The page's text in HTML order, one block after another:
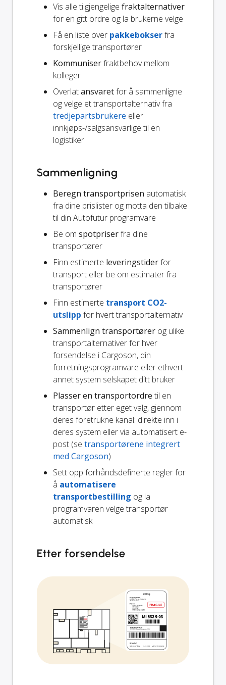
Vis alle tilgjengelige fraktalternativer
for en gitt ordre og la brukerne velge
Få en liste over pakkebokserfra
forskjellige transportører
Kommuniserfraktbehov mellom
kolleger
Overlatansvaretfor å sammenligne
og velge et transportalternativ fra
tredjepartsbrukere eller
innkjøps-/salgsansvarlige til en
logistiker
Sammenligning
Beregn transportprisen automatisk
fra dine prislister og motta den tilbake
til din Autofutur programvare
Be om spotpriserfra dine
transportører
Finn estimerte leveringstiderfor
transport eller be om estimater fra
transportører
Finn estimerte transport CO2-
utslipp for hvert transportalternativ
Sammenlign transportører og ulike
transportalternativer for hver
forsendelse i Cargoson, din
forretningsprogramvare eller ethvert
annet system selskapet ditt bruker
Plasser en transportordre til en
transportør etter eget valg, gjennom
deres foretrukne kanal: direkte inn i
deres system eller via automatisert e-
post (se transportørene integrert
med Cargoson)
Sett opp forhåndsdefinerte regler for
å automatisere
transportbestilling og la
programvaren velge transportør
automatisk
Etter forsendelse